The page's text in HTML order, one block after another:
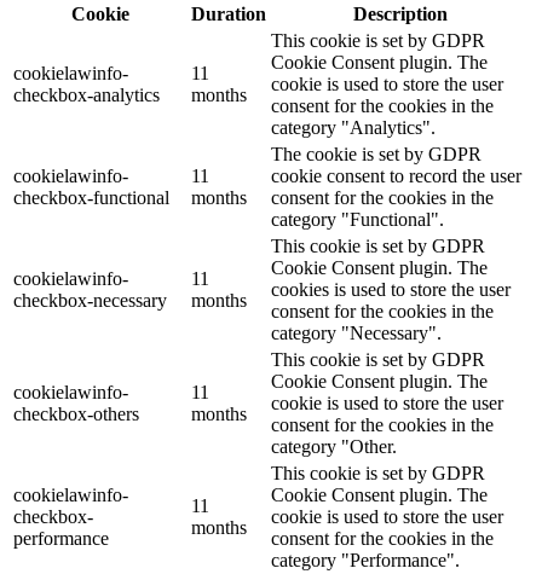
Cookie
Duration Description
cookielawinfo-
checkbox-analytics
11
months
This cookie is set by GDPR
Cookie Consent plugin. The
cookie is used to store the user
consent for the cookies in the
category "Analytics".
cookielawinfo-
checkbox-functional
11
months
The cookie is set by GDPR
cookie consent to record the user
consent for the cookies in the
category "Functional".
cookielawinfo-
checkbox-necessary
11
months
This cookie is set by GDPR
Cookie Consent plugin. The
cookies is used to store the user
consent for the cookies in the
category "Necessary".
cookielawinfo-
checkbox-others
11
months
This cookie is set by GDPR
Cookie Consent plugin. The
cookie is used to store the user
consent for the cookies in the
category "Other.
cookielawinfo-
checkbox-
performance
11
months
This cookie is set by GDPR
Cookie Consent plugin. The
cookie is used to store the user
consent for the cookies in the
category "Performance".